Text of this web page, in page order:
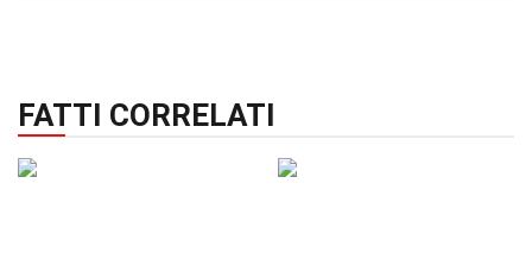
FATTI CORRELATI